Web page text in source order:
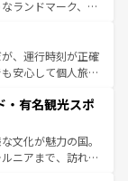
景は必見。ビール
新着の
ほしい。
ランドマーク、歴
雅なアフタヌーン
パブ、サッカー観
富。イギリスを旅
、運行時刻が正確
安心して個人旅行
ではのユニークな
町歩きも満喫する
価も高いが、旅行
、うまく活用すれ
・有名観光スポ
文化が魅力の国。
ニアまで、訪れる